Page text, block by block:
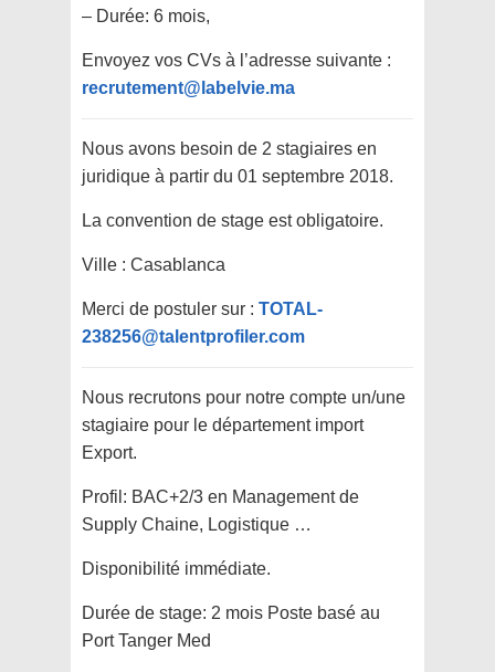
– Durée: 6 mois,
Envoyez vos CVs à l’adresse suivante :
recrutement@labelvie.ma
Nous avons besoin de 2 stagiaires en
juridique à partir du 01 septembre 2018.
La convention de stage est obligatoire.
Ville : Casablanca
Merci de postuler sur : TOTAL-
238256@talentprofiler.com
Nous recrutons pour notre compte un/une
stagiaire pour le département import
Export.
Profil: BAC+2/3 en Management de
Supply Chaine, Logistique …
Disponibilité immédiate.
Durée de stage: 2 mois Poste basé au
Port Tanger Med